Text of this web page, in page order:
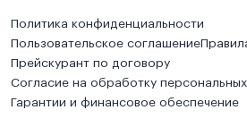
Политика конфиденциальности
Пользовательское соглашение
Прейскурант по договору
Согласие на обработку
Гарантии и финансовое обеспечение